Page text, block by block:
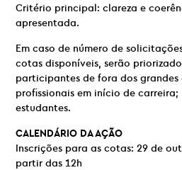
Critério principal: clareza e
apresentada.
Em caso de número de
cotas disponíveis, serão
participantes de fora dos grandes
profissionais em início de carreira;
estudantes.
CALENDÁRIO DA AÇÃO
Inscrições para as cotas: 29 de
partir das 12h